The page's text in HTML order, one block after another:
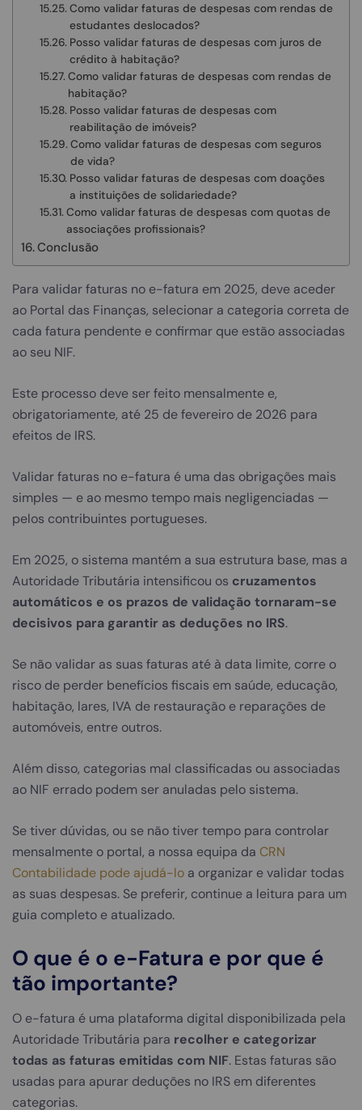
Como validar faturas de despesas com rendas de
estudantes deslocados?
Posso validar faturas de despesas com juros de
crédito à habitação?
Como validar faturas de despesas com rendas de
habitação?
Posso validar faturas de despesas com
reabilitação de imóveis?
Como validar faturas de despesas com seguros
de vida?
Posso validar faturas de despesas com doações
a instituições de solidariedade?
Como validar faturas de despesas com quotas de
associações profissionais?
Conclusão
Para validar faturas no e-fatura em 2025, deve aceder
ao Portal das Finanças, selecionar a categoria correta de
cada fatura pendente e confirmar que estão associadas
ao seu NIF.
Este processo deve ser feito mensalmente e,
obrigatoriamente, até 25 de fevereiro de 2026 para
efeitos de IRS.
Validar faturas no e-fatura é uma das obrigações mais
simples — e ao mesmo tempo mais negligenciadas —
pelos contribuintes portugueses.
Em 2025, o sistema mantém a sua estrutura base, mas a
Autoridade Tributária intensificou os cruzamentos
automáticos e os prazos de validação tornaram-se
decisivos para garantir as deduções no IRS.
Se não validar as suas faturas até à data limite, corre o
risco de perder benefícios fiscais em saúde, educação,
habitação, lares, IVA de restauração e reparações de
automóveis, entre outros.
Além disso, categorias mal classificadas ou associadas
ao NIF errado podem ser anuladas pelo sistema.
Se tiver dúvidas, ou se não tiver tempo para controlar
mensalmente o portal, a nossa equipa da CRN
Contabilidade pode ajudá-lo a organizar e validar todas
as suas despesas. Se preferir, continue a leitura para um
guia completo e atualizado.
O que é o e-Fatura e por que é
tão importante?
O e-fatura é uma plataforma digital disponibilizada pela
Autoridade Tributária para recolher e categorizar
todas as faturas emitidas com NIF. Estas faturas são
usadas para apurar deduções no IRS em diferentes
categorias.